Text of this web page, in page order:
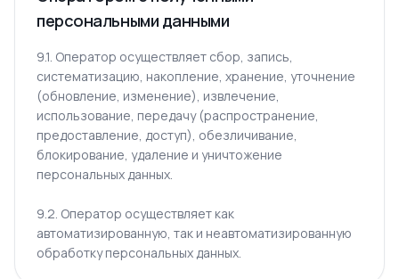
персональными данными
9.1. Оператор осуществляет сбор, запись,
систематизацию, накопление, хранение, уточнение
(обновление, изменение), извлечение,
использование, передачу (распространение,
предоставление, доступ), обезличивание,
блокирование, удаление и уничтожение
персональных данных.
9.2. Оператор осуществляет как
автоматизированную, так и неавтоматизированную
обработку персональных данных.